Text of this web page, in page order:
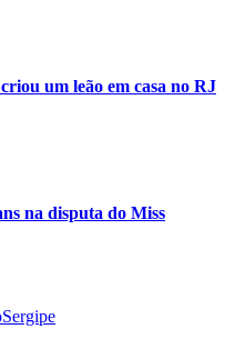
um leão em casa no RJ
na disputa do Miss
Sergipe